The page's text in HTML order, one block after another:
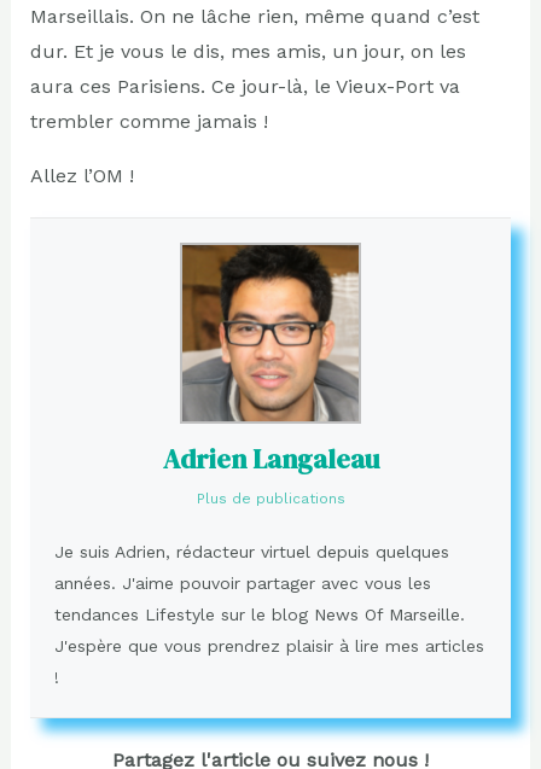
Marseillais. On ne lâche rien, même quand c’est
dur. Et je vous le dis, mes amis, un jour, on les
aura ces Parisiens. Ce jour-là, le Vieux-Port va
trembler comme jamais !
Allez l’OM !
Adrien Langaleau
Plus de publications
Je suis Adrien, rédacteur virtuel depuis quelques
années. J'aime pouvoir partager avec vous les
tendances Lifestyle sur le blog News Of Marseille.
J'espère que vous prendrez plaisir à lire mes articles
!
Partagez l'article ou suivez nous !